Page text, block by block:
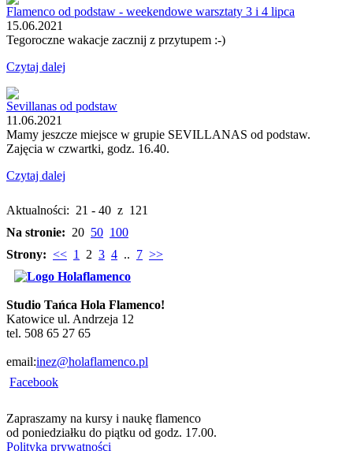
Flamenco od podstaw - weekendowe warsztaty 3 i 4 lipca
15.06.2021
Tegoroczne wakacje zacznij z przytupem :-)
Czytaj dalej
Sevillanas od podstaw
11.06.2021
Mamy jeszcze miejsce w grupie SEVILLANAS od podstaw.
Zajęcia w czwartki, godz. 16.40.
Czytaj dalej
Aktualności: 21 - 40 z 121
Na stronie: 20 50 100
Strony: << 1 2 3 4 .. 7 >>
Studio Tańca Hola Flamenco!
Katowice ul. Andrzeja 12
tel. 508 65 27 65
email:inez@holaflamenco.pl
Facebook
Zapraszamy na kursy i naukę flamenco
od poniedziałku do piątku od godz. 17.00.
Polityka prywatności